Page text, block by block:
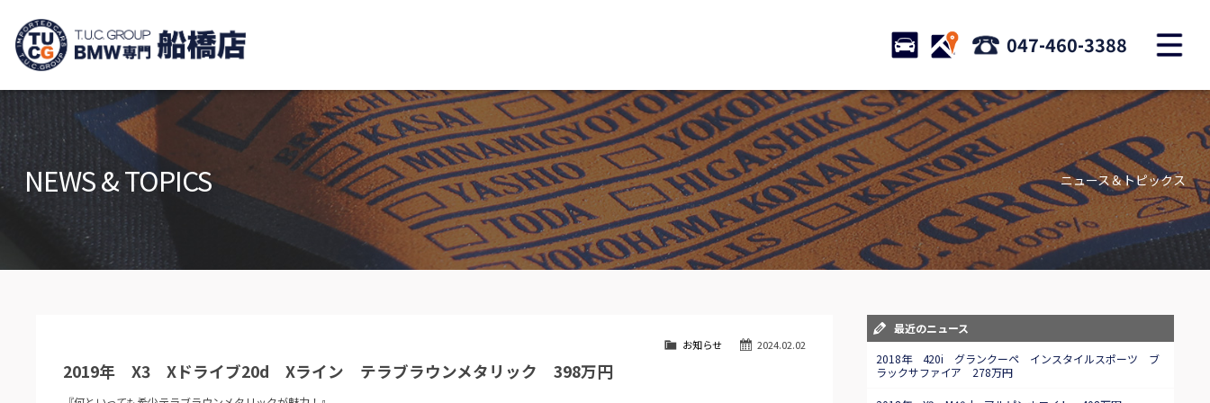
STOCK ACCESS 047-460-3388
ニュース
News and Topics
在庫リスト
Stock list
目玉車両一覧
Features Stock list
店舗紹介
Shop information
保証＆サービス
Warranty and Serivce
アクセスマップ
Access map
全国納車
Delivery service
お問い合わせ
Contact us
特別作業について
Special service
オーダーサービス
Order service
買取無料査定
Trade in
自動車保険
Car insurance
スタッフblog
会社概要
NEWS & TOPICS ニュース＆トピックス
2024.02.02
お知らせ
2019年 X3 Xドライブ20d Xライン テラブラウンメタリック 398万円
最近のニュース
2018年 420i グランクーペ インスタイルスポーツ ブ
ラックサファイア 278万円